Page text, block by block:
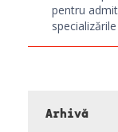
pentru
Arhivă